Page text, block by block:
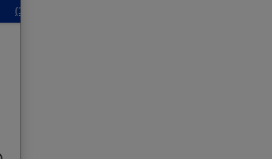
(157 Bewertungen)